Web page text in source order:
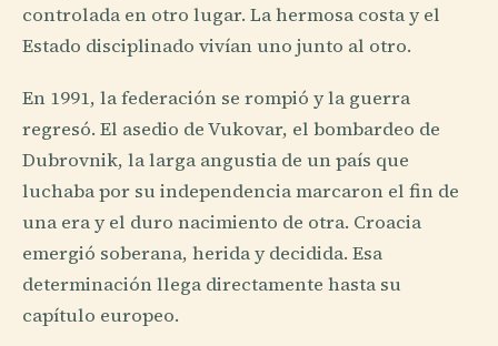
controlada en otro lugar. La hermosa costa y el
Estado disciplinado vivían uno junto al otro.
En 1991, la federación se rompió y la guerra
regresó. El asedio de Vukovar, el bombardeo de
Dubrovnik, la larga angustia de un país que
luchaba por su independencia marcaron el fin de
una era y el duro nacimiento de otra. Croacia
emergió soberana, herida y decidida. Esa
determinación llega directamente hasta su
capítulo europeo.